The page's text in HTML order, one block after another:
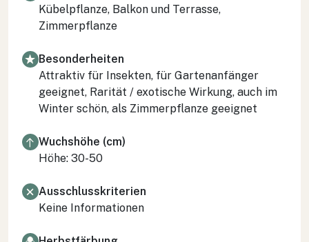
Kübelpflanze, Balkon und Terrasse,
Zimmerpflanze
Besonderheiten
Attraktiv für Insekten, für Gartenanfänger
geeignet, Rarität / exotische Wirkung, auch im
Winter schön, als Zimmerpflanze geeignet
Wuchshöhe (cm)
Höhe: 30-50
Ausschlusskriterien
Keine Informationen